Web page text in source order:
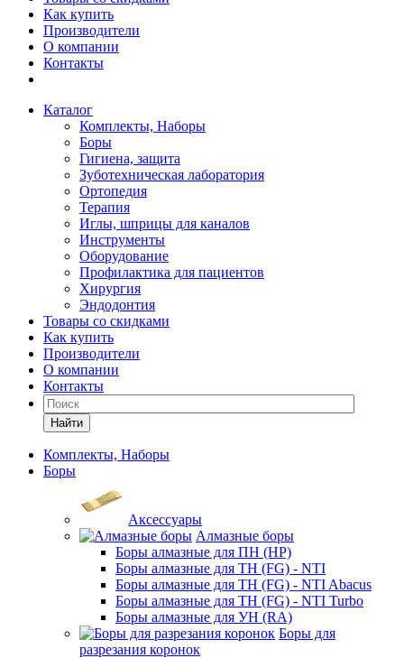
Как купить
Производители
О компании
Контакты
Каталог
Комплекты, Наборы
Боры
Гигиена, защита
Зуботехническая лаборатория
Ортопедия
Терапия
Иглы, шприцы для каналов
Инструменты
Оборудование
Профилактика для пациентов
Хирургия
Эндодонтия
Товары со скидками
Как купить
Производители
О компании
Контакты
Найти
Комплекты, Наборы
Боры
Аксессуары
Алмазные боры
Боры алмазные для ПН (HP)
Боры алмазные для ТН (FG) - NTI
Боры алмазные для ТН (FG) - NTI Abacus
Боры алмазные для ТН (FG) - NTI Turbo
Боры алмазные для УН (RA)
Боры для
разрезания коронок